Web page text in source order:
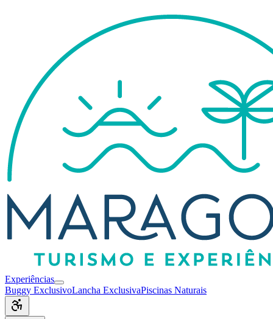
Experiências
Buggy ExclusivoLancha ExclusivaPiscinas Naturais